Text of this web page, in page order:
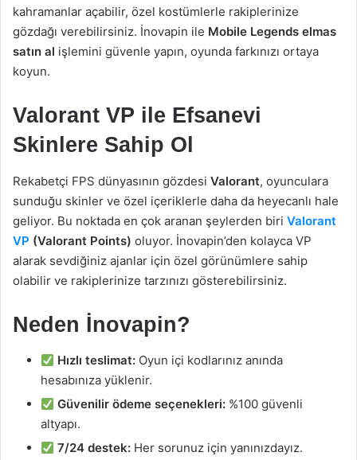
kahramanlar açabilir, özel kostümlerle rakiplerinize
gözdağı verebilirsiniz. İnovapin ile Mobile Legends elmas
satın al işlemini güvenle yapın, oyunda farkınızı ortaya
koyun.
Valorant VP ile Efsanevi
Skinlere Sahip Ol
Rekabetçi FPS dünyasının gözdesi Valorant, oyunculara
sunduğu skinler ve özel içeriklerle daha da heyecanlı hale
geliyor. Bu noktada en çok aranan şeylerden biri Valorant
VP (Valorant Points) oluyor. İnovapin’den kolayca VP
alarak sevdiğiniz ajanlar için özel görünümlere sahip
olabilir ve rakiplerinize tarzınızı gösterebilirsiniz.
Neden İnovapin?
Hızlı teslimat: Oyun içi kodlarınız anında
hesabınıza yüklenir.
Güvenilir ödeme seçenekleri: %100 güvenli
altyapı.
7/24 destek: Her sorunuz için yanınızdayız.